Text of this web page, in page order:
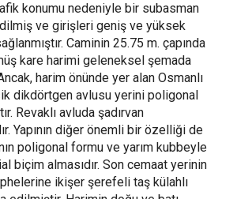
konumu nedeniyle bir subasman
ve girişleri geniş ve yüksek
Caminin 25.75 m. çapında
kare harimi geleneksel şemada
harim önünde yer alan Osmanlı
dikdörtgen avlusu yerini poligonal
Revaklı avluda şadırvan
Yapının diğer önemli bir özelliği de
poligonal formu ve yarım kubbeyle
biçim almasıdır. Son cemaat yerinin
ikişer şerefeli taş külahlı